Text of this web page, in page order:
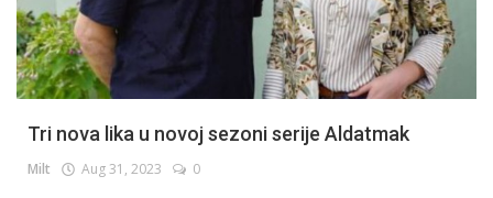
Tri nova lika u novoj sezoni serije Aldatmak
Milt Aug 31, 2023 0